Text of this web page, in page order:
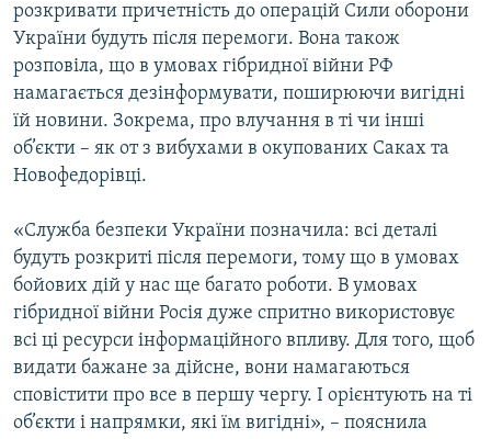
розкривати причетність до операцій Сили оборони
України будуть після перемоги. Вона також
розповіла, що в умовах гібридної війни РФ
намагається дезінформувати, поширюючи вигідні
їй новини. Зокрема, про влучання в ті чи інші
об’єкти – як от з вибухами в окупованих Саках та
Новофедорівці.
«Служба безпеки України позначила: всі деталі
будуть розкриті після перемоги, тому що в умовах
бойових дій у нас ще багато роботи. В умовах
гібридної війни Росія дуже спритно використовує
всі ці ресурси інформаційного впливу. Для того, щоб
видати бажане за дійсне, вони намагаються
сповістити про все в першу чергу. І орієнтують на ті
об’єкти і напрямки, які їм вигідні», – пояснила